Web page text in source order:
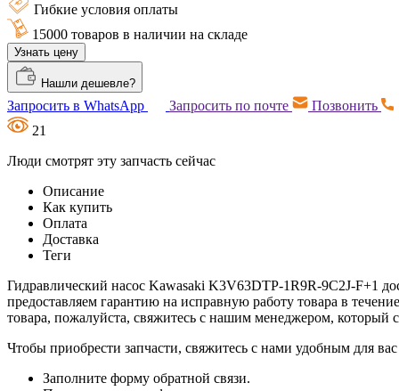
Гибкие условия оплаты
15000 товаров в наличии на складе
Узнать цену
Нашли дешевле?
Запросить в WhatsApp Запросить по почте
Позвонить
21
Люди смотрят эту запчасть сейчас
Описание
Как купить
Оплата
Доставка
Теги
Гидравлический насос Kawasaki K3V63DTP-1R9R-9C2J-F+1
предоставляем гарантию на исправную работу товара в
товара, пожалуйста, свяжитесь с нашим менеджером,
Чтобы приобрести запчасти, свяжитесь с нами удобным для
Заполните форму обратной связи.